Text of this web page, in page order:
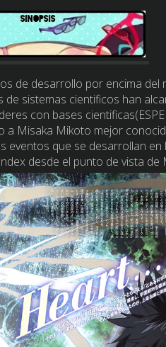
de desarrollo por encima del
sistemas cientificos han
con bases
a Misaka Mikoto mejor
que se desarrollan en
desde el punto de vista de